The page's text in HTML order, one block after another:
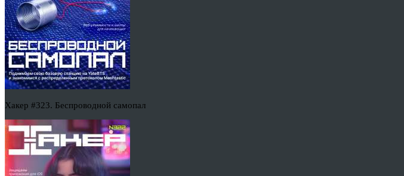
Хакер #323. Беспроводной самопал